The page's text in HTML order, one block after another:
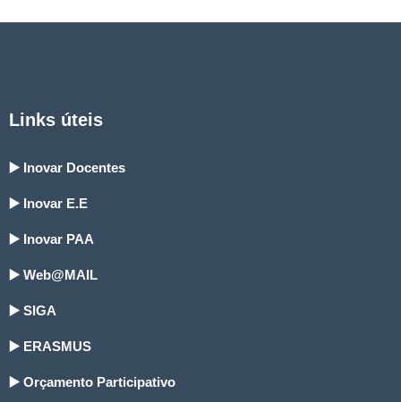
Links úteis
▶️ Inovar Docentes
▶️ Inovar E.E
▶️ Inovar PAA
▶️ Web@MAIL
▶️ SIGA
▶️ ERASMUS
▶️ Orçamento Participativo